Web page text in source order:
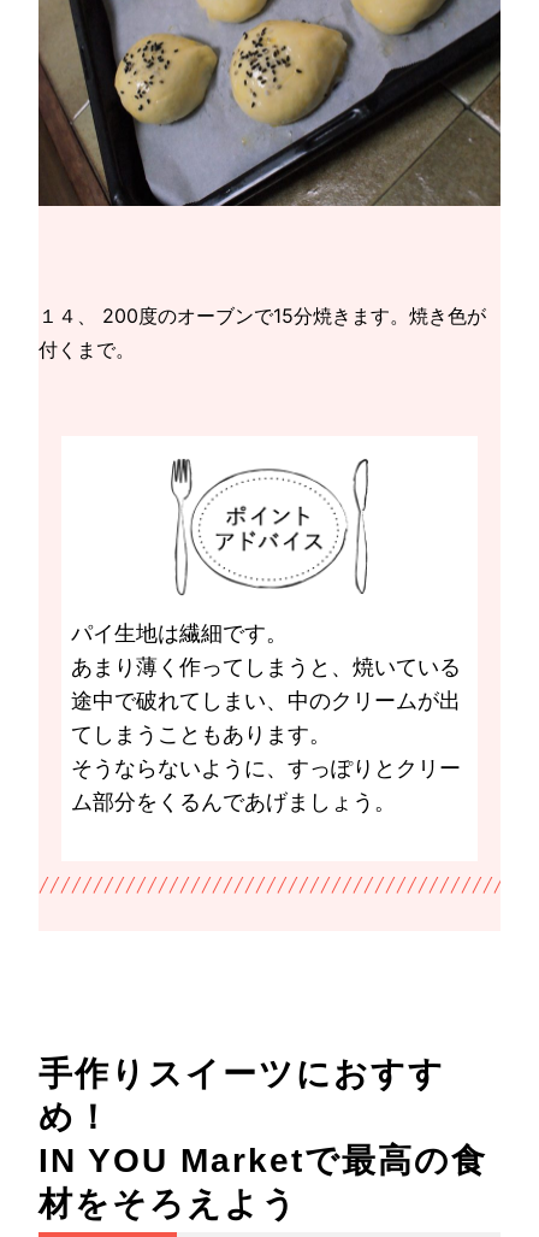
１４、 200度のオーブンで15分焼きます。焼き色が
付くまで。
パイ生地は繊細です。
あまり薄く作ってしまうと、焼いている
途中で破れてしまい、中のクリームが出
てしまうこともあります。
そうならないように、すっぽりとクリー
ム部分をくるんであげましょう。
手作りスイーツにおすす
め！
IN YOU Marketで最高の食
材をそろえよう